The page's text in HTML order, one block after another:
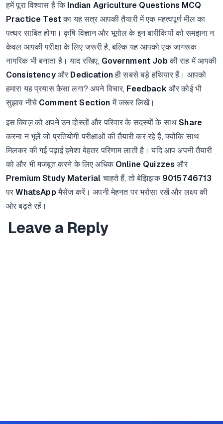
हमें पूरा विश्वास है कि Indian Agriculture Questions MCQ
Practice Testका यह सत्र आपकी तैयारी में एक महत्वपूर्ण मील का
पत्थर साबित होगा। कृषि विज्ञान और भूगोल के इन बारीकियों को समझना न
केवल आपकी परीक्षा के लिए जरूरी है, बल्कि यह आपको एक जागरूक
नागरिक भी बनाता है। याद रखिए, Government Job की राह में आपकी
Consistencyऔर Dedicationही सबसे बड़े हथियार हैं। आपको
हमारा यह प्रयास कैसा लगा? अपने विचार, Feedback और कोई भी
सुझाव नीचे Comment Section में जरूर लिखें।
इस क्विज़ को अपने उन दोस्तों और परिवार के सदस्यों के साथShare
करना न भूलें जो प्रतियोगी परीक्षाओं की तैयारी कर रहे हैं, क्योंकि साथ
मिलकर की गई पढ़ाई हमेशा बेहतर परिणाम लाती है। यदि आप अपनी तैयारी
को और भी मजबूत करने के लिए अधिक Online Quizzes और
Premium Study Material चाहते हैं, तो बेझिझक 9015746713
परWhatsApp मैसेज करें। अपनी मेहनत पर भरोसा रखें और लक्ष्य की
ओर बढ़ते रहें।
Leave a Reply